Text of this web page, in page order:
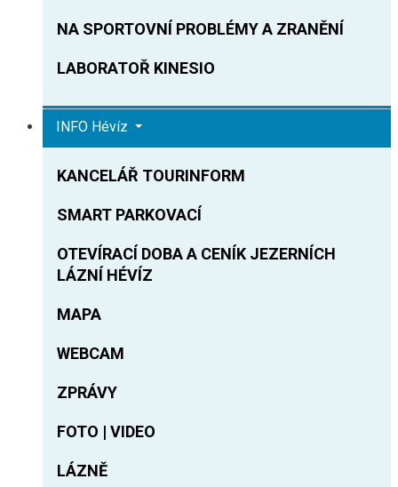
NA SPORTOVNÍ PROBLÉMY A ZRANĚNÍ
LABORATOŘ KINESIO
INFO Hévíz
KANCELÁŘ TOURINFORM
SMART PARKOVACÍ
OTEVÍRACÍ DOBA A CENÍK JEZERNÍCH
LÁZNÍ HÉVÍZ
MAPA
WEBCAM
ZPRÁVY
FOTO | VIDEO
LÁZNĚ